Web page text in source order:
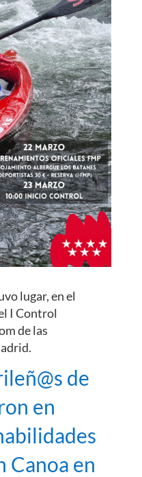
lugar, en el
I Control
de las
de
en
Canoa en